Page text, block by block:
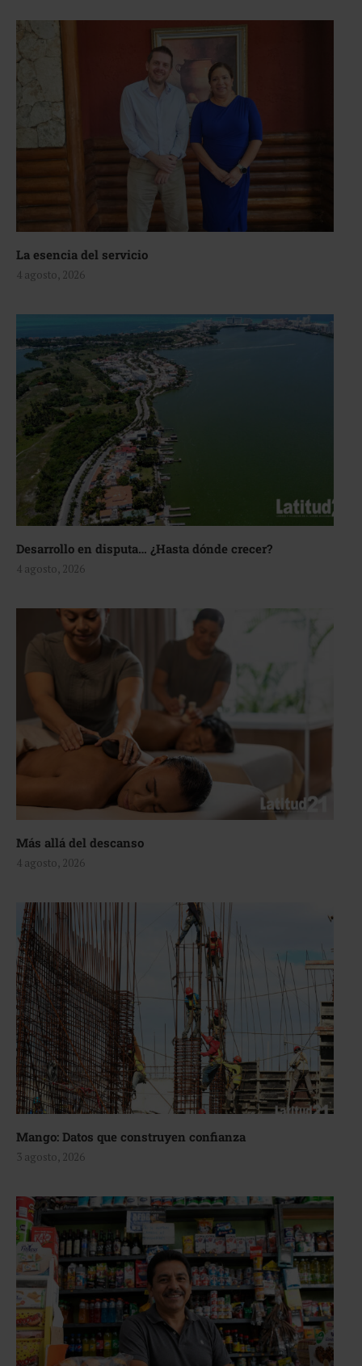
La esencia del servicio
4 agosto, 2026
Desarrollo en disputa… ¿Hasta dónde crecer?
4 agosto, 2026
Más allá del descanso
4 agosto, 2026
Mango: Datos que construyen confianza
3 agosto, 2026